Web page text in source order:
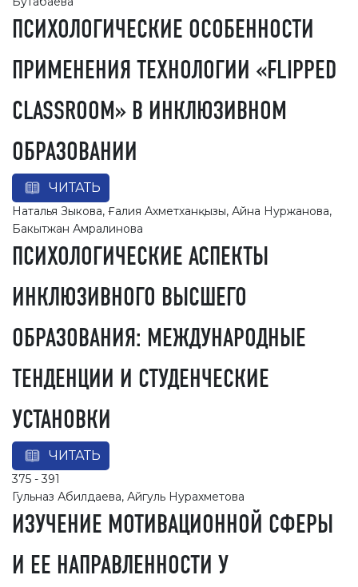
ПСИХОЛОГИЧЕСКИЕ ОСОБЕННОСТИ
ПРИМЕНЕНИЯ ТЕХНОЛОГИИ «FLIPPED
CLASSROOM» В ИНКЛЮЗИВНОМ
ОБРАЗОВАНИИ
ЧИТАТЬ
Наталья Зыкова, Ғалия Ахметханқызы, Айна Нуржанова,
Бакытжан Амралинова
ПСИХОЛОГИЧЕСКИЕ АСПЕКТЫ
ИНКЛЮЗИВНОГО ВЫСШЕГО
ОБРАЗОВАНИЯ: МЕЖДУНАРОДНЫЕ
ТЕНДЕНЦИИ И СТУДЕНЧЕСКИЕ
УСТАНОВКИ
ЧИТАТЬ
375 - 391
Гульназ Абилдаева, Айгуль Нурахметова
ИЗУЧЕНИЕ МОТИВАЦИОННОЙ СФЕРЫ
И ЕЕ НАПРАВЛЕННОСТИ У